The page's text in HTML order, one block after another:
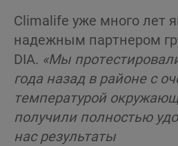
Climalife уже много лет
надежным партнером
DIA. «Мы
года назад в районе с
температурой
получили полностью
нас результаты